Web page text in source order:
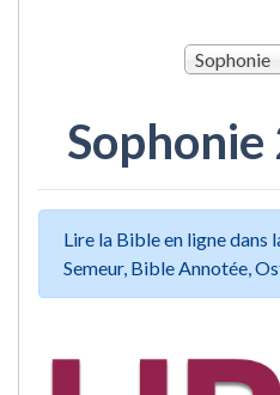
Sophonie
Sophonie
Lire la Bible en ligne dans
Semeur, Bible Annotée,